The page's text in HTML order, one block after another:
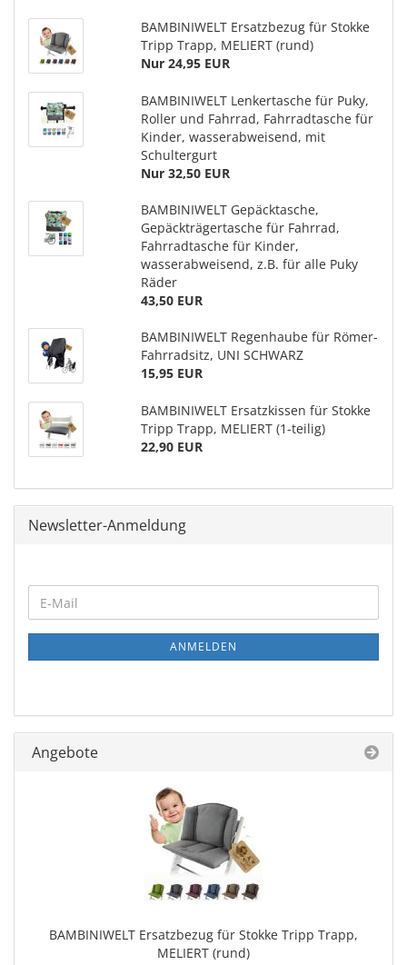
BAMBINIWELT Ersatzbezug für Stokke
Tripp Trapp, MELIERT (rund)
Nur 24,95 EUR
BAMBINIWELT Lenkertasche für Puky,
Roller und Fahrrad, Fahrradtasche für
Kinder, wasserabweisend, mit
Schultergurt
Nur 32,50 EUR
BAMBINIWELT Gepäcktasche,
Gepäckträgertasche für Fahrrad,
Fahrradtasche für Kinder,
wasserabweisend, z.B. für alle Puky
Räder
43,50 EUR
BAMBINIWELT Regenhaube für Römer-
Fahrradsitz, UNI SCHWARZ
15,95 EUR
BAMBINIWELT Ersatzkissen für Stokke
Tripp Trapp, MELIERT (1-teilig)
22,90 EUR
Newsletter-Anmeldung
ANMELDEN
Angebote
BAMBINIWELT Ersatzbezug für Stokke Tripp Trapp,
MELIERT (rund)